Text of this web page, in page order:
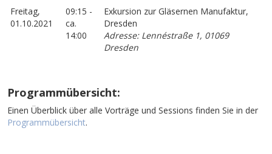
Freitag,
01.10.2021
09:15 -
ca.
14:00
Exkursion zur Gläsernen Manufaktur,
Dresden
Adresse: Lennéstraße 1, 01069
Dresden
Programmübersicht:
Einen Überblick über alle Vorträge und Sessions finden Sie in der
Programmübersicht.